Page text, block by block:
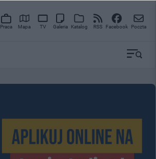
Praca Mapa TV Galeria Katalog RSS Facebook Poczta